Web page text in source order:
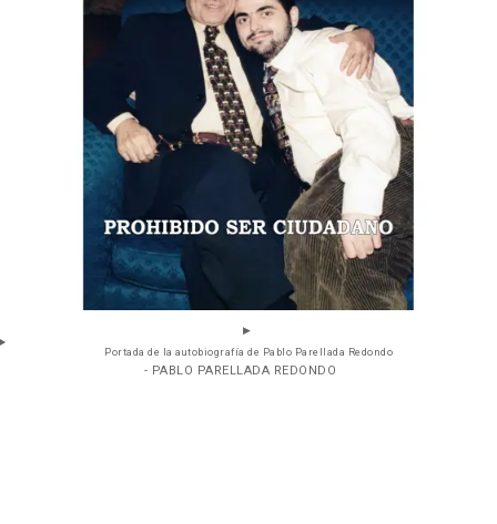
Portada de la autobiografía de Pablo Parellada Redondo
- PABLO PARELLADA REDONDO